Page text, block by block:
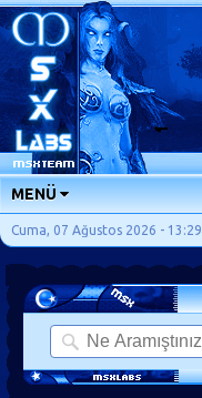
MENÜ
ANA SAYFA
FORUMLAR
SORU-CEVAP
GÜNLÜKLER
SON MESAJLAR
Cuma, 07 Ağustos 2026 - 13:29